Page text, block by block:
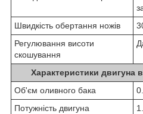
Швидкість обертання ножів
Регулювання висоти
скошування
Характеристики двигуна
Об'єм оливного бака
Потужність двигуна